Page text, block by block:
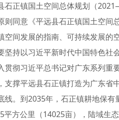
石正镇国土空间总体规划（
则同意《平远县石正镇国土空
空间发展的指南、可持续发展
坚持以习近平新时代中国特色
贯彻习近平总书记对广东系列
支撑平远县石正镇打造为广东
线。到2035年，石正镇耕地保
平方公里（14025亩），陆域生